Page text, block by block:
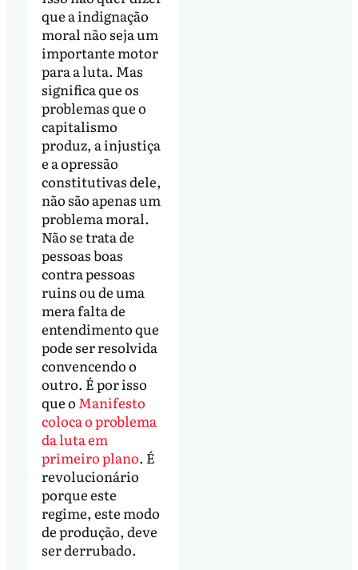
que a indignação
moral não seja um
importante motor
para a luta. Mas
significa que os
problemas que o
capitalismo
produz, a injustiça
e a opressão
constitutivas dele,
não são apenas um
problema moral.
Não se trata de
pessoas boas
contra pessoas
ruins ou de uma
mera falta de
entendimento que
pode ser resolvida
convencendo o
outro. É por isso
que o Manifesto
coloca o problema
da luta em
primeiro plano. É
revolucionário
porque este
regime, este modo
de produção, deve
ser derrubado.